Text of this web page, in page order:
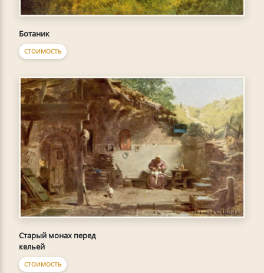
Ботаник
СТОИМОСТЬ
Старый монах перед
кельей
СТОИМОСТЬ